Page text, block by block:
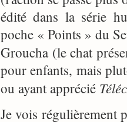
édité dans la série
poche « Points » du
Groucha (le chat
pour enfants, mais
ou ayant apprécié
Je vois régulièrement